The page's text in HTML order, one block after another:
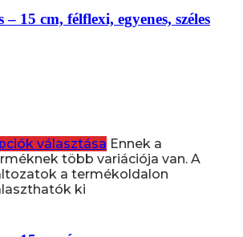
– 15 cm, félflexi, egyenes, széles
választása Ennek a
több variációja van. A
a termékoldalon
ki